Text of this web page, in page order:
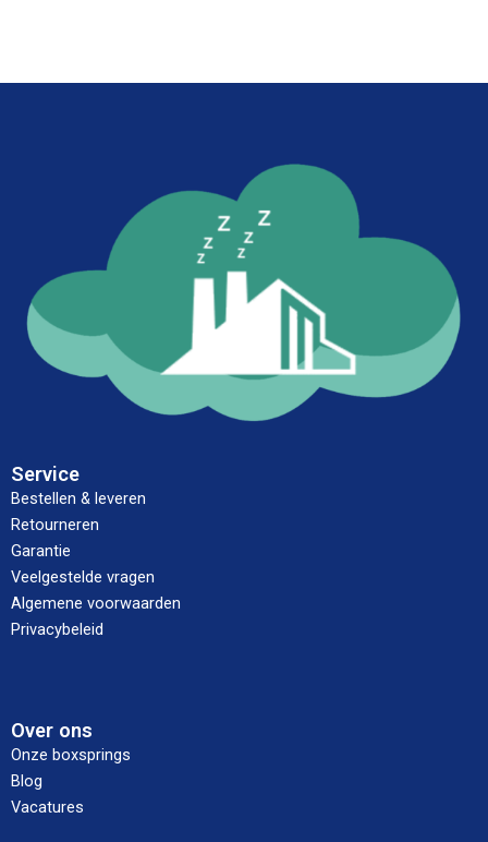
Service
Bestellen & leveren
Retourneren
Garantie
Veelgestelde vragen
Algemene voorwaarden
Privacybeleid
Over ons
Onze boxsprings
Blog
Vacatures